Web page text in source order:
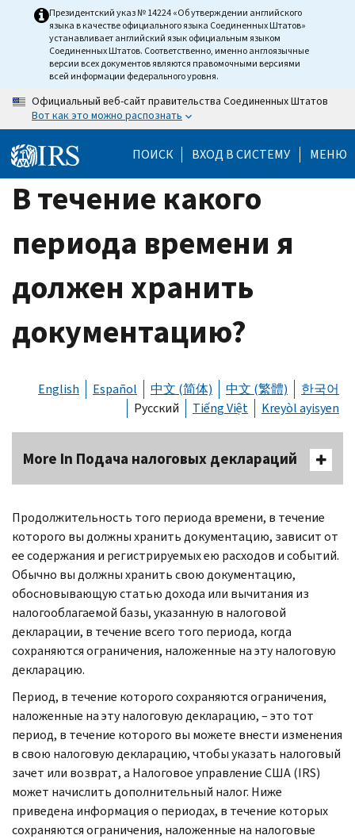
Президентский указ № 14224 «Об утверждении английского
языка в качестве официального языка Соединенных Штатов»
устанавливает английский язык официальным языком
Соединенных Штатов. Соответственно, именно англоязычные
версии всех документов являются правомочными версиями
всей информации федерального уровня.
Официальный веб-сайт правительства Соединенных Штатов
Вот как это можно распознать
ПОИСК ВХОД В СИСТЕМУ МЕНЮ
В течение какого
периода времени я
должен хранить
документацию?
English Español 中文 (简体) 中文 (繁體)
한국어
Русский
Tiếng Việt Kreyòl ayisyen
More In Подача налоговых деклараций
Продолжительность того периода времени, в течение
которого вы должны хранить документацию, зависит от
ее содержания и регистрируемых ею расходов и событий.
Обычно вы должны хранить свою документацию,
обосновывающую статью дохода или вычитания из
налогооблагаемой базы, указанную в налоговой
декларации, в течение всего того периода, когда
сохраняются ограничения, наложенные на эту налоговую
декларацию.
Период, в течение которого сохраняются ограничения,
наложенные на эту налоговую декларацию, – это тот
период, в течение которого вы можете внести изменения
в свою налоговую декларацию, чтобы указать налоговый
зачет или возврат, а Налоговое управление США (IRS)
может начислить дополнительный налог. Ниже
приведена информация о периодах, в течение которых
сохраняются ограничения, наложенные на налоговые